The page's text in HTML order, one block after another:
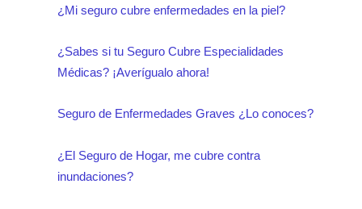
¿Mi seguro cubre enfermedades en la piel?
¿Sabes si tu Seguro Cubre Especialidades
Médicas? ¡Averígualo ahora!
Seguro de Enfermedades Graves ¿Lo conoces?
¿El Seguro de Hogar, me cubre contra
inundaciones?